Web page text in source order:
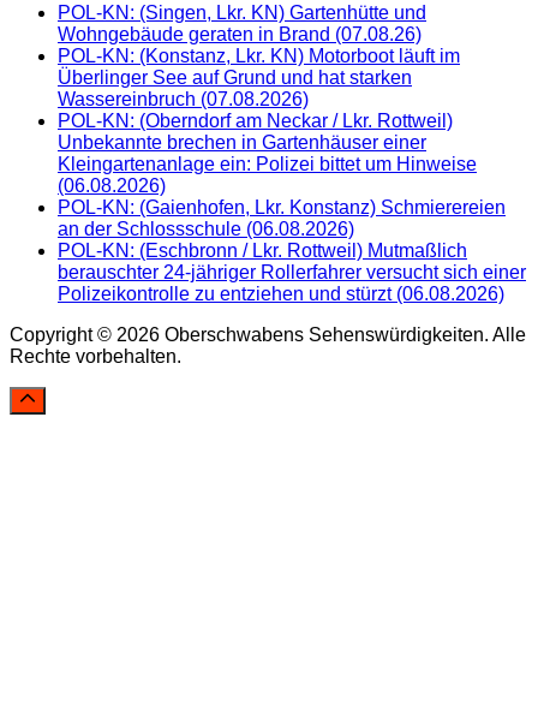
POL-KN: (Singen, Lkr. KN) Gartenhütte und
Wohngebäude geraten in Brand (07.08.26)
POL-KN: (Konstanz, Lkr. KN) Motorboot läuft im
Überlinger See auf Grund und hat starken
Wassereinbruch (07.08.2026)
POL-KN: (Oberndorf am Neckar / Lkr. Rottweil)
Unbekannte brechen in Gartenhäuser einer
Kleingartenanlage ein: Polizei bittet um Hinweise
(06.08.2026)
POL-KN: (Gaienhofen, Lkr. Konstanz) Schmierereien
an der Schlossschule (06.08.2026)
POL-KN: (Eschbronn / Lkr. Rottweil) Mutmaßlich
berauschter 24-jähriger Rollerfahrer versucht sich einer
Polizeikontrolle zu entziehen und stürzt (06.08.2026)
Copyright © 2026 Oberschwabens Sehenswürdigkeiten. Alle
Rechte vorbehalten.